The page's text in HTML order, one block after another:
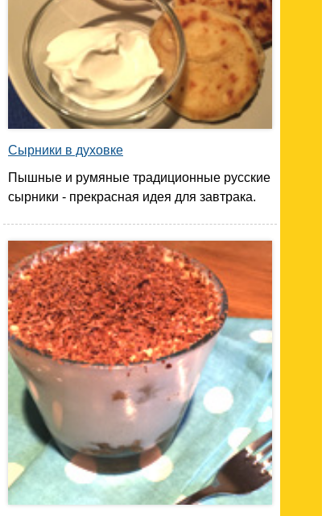
Сырники в духовке
Пышные и румяные традиционные русские
сырники - прекрасная идея для завтрака.